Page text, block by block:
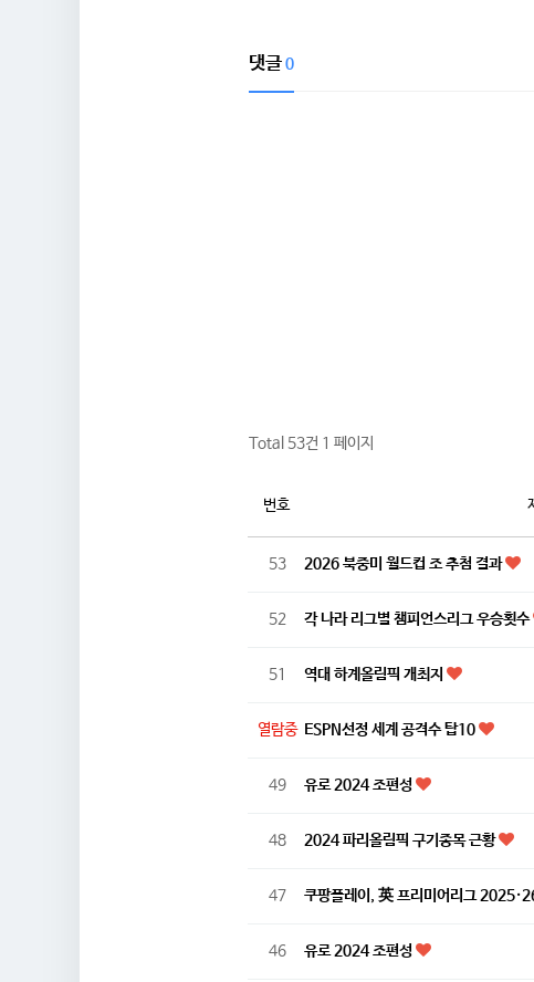
댓글0
Total 53건 1 페이지
번호
53 2026 북중미 월드컵 조 추첨 결과
52 각 나라 리그별 챔피언스리그 우승횟수
51 역대 하계올림픽 개최지
열람중 ESPN선정 세계 공격수 탑10
49 유로 2024 조편성
48 2024 파리올림픽 구기종목 근황
47 쿠팡플레이, 英 프리미어리그
46 유로 2024 조편성